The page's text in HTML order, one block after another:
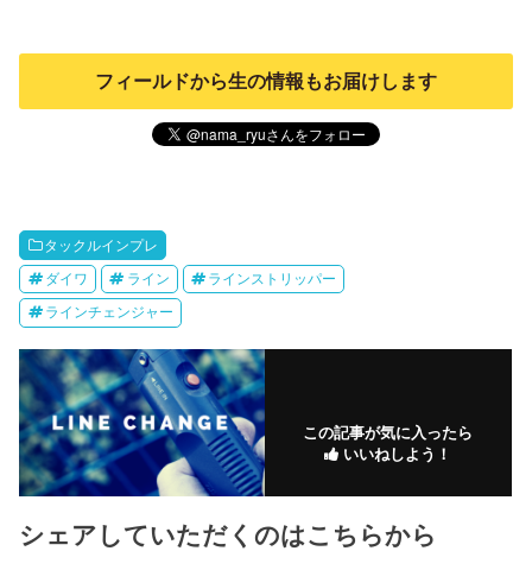
フィールドから生の情報もお届けします
タックルインプレ
ダイワ ライン ラインストリッパー
ラインチェンジャー
この記事が気に入ったら
いいねしよう！
シェアしていただくのはこちらから